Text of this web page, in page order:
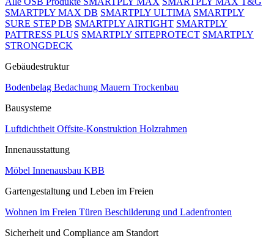
SMARTPLY MAX DB SMARTPLY ULTIMA SMARTPLY
SURE STEP DB SMARTPLY AIRTIGHT SMARTPLY
PATTRESS PLUS SMARTPLY SITEPROTECT SMARTPLY
STRONGDECK
Gebäudestruktur
Bodenbelag Bedachung Mauern Trockenbau
Bausysteme
Luftdichtheit Offsite-Konstruktion Holzrahmen
Innenausstattung
Möbel Innenausbau KBB
Gartengestaltung und Leben im Freien
Wohnen im Freien Türen Beschilderung und Ladenfronten
Sicherheit und Compliance am Standort